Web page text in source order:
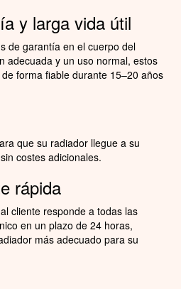
y larga vida útil
de garantía en el cuerpo del
adecuada y un uso normal, estos
forma fiable durante 15–20 años
que su radiador llegue a su
costes adicionales.
rápida
cliente responde a todas las
en un plazo de 24 horas,
más adecuado para su